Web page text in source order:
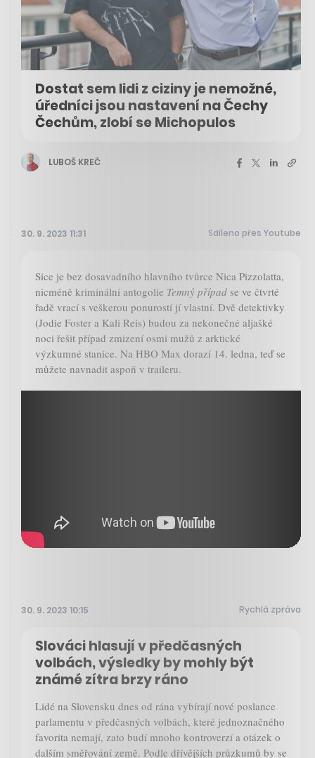
Dostat sem lidi z ciziny je nemožné,
úředníci jsou nastavení na Čechy
Čechům, zlobí se Michopulos
LUBOŠ KREČ
30. 9. 2023 11:31 Sdíleno přes Youtube
Sice je bez dosavadního hlavního tvůrce Nica Pizzolatta,
nicméně kriminální antogolie Temný případ se ve čtvrté
řadě vrací s veškerou ponurostí jí vlastní. Dvě detektivky
(Jodie Foster a Kali Reis) budou za nekonečné aljašké
noci řešit případ zmizení osmi mužů z arktické
výzkumné stanice. Na HBO Max dorazí 14. ledna, teď se
můžete navnadit aspoň v traileru.
30. 9. 2023 10:15 Rychlá zpráva
Slováci hlasují v předčasných
volbách, výsledky by mohly být
známé zítra brzy ráno
Lidé na Slovensku dnes od rána vybírají nové poslance
parlamentu v předčasných volbách, které jednoznačného
favorita nemají, zato budí mnoho kontroverzí a otázek o
dalším směřování země. Podle dřívějších průzkumů by se